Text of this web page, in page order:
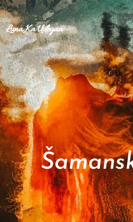
Luna Ka Udegan